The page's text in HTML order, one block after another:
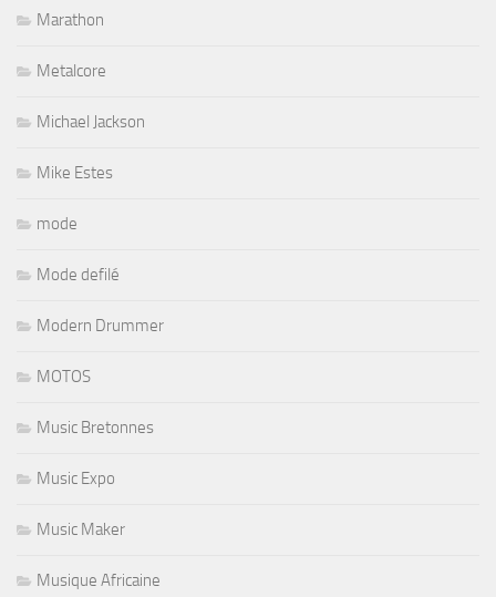
Marathon
Metalcore
Michael Jackson
Mike Estes
mode
Mode defilé
Modern Drummer
MOTOS
Music Bretonnes
Music Expo
Music Maker
Musique Africaine